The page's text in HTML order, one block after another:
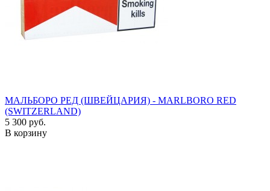
МАЛЬБОРО РЕД (ШВЕЙЦАРИЯ) - MARLBORO RED
(SWITZERLAND)
5 300 руб.
В корзину